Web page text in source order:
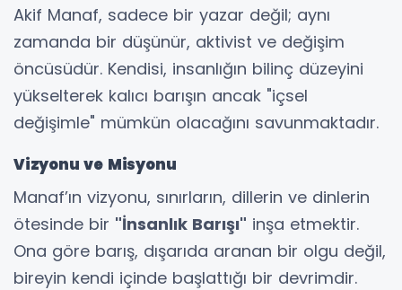
Akif Manaf, sadece bir yazar değil; aynı
zamanda bir düşünür, aktivist ve değişim
öncüsüdür. Kendisi, insanlığın bilinç düzeyini
yükselterek kalıcı barışın ancak "içsel
değişimle" mümkün olacağını savunmaktadır.
Vizyonu ve Misyonu
Manaf’ın vizyonu, sınırların, dillerin ve dinlerin
ötesinde bir "İnsanlık Barışı" inşa etmektir.
Ona göre barış, dışarıda aranan bir olgu değil,
bireyin kendi içinde başlattığı bir devrimdir.